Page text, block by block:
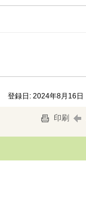
登録日: 2024年8月16日
印刷